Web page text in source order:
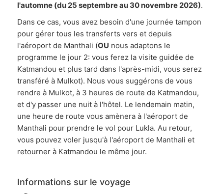
l'automne (du 25 septembre au 30 novembre 2026).
Dans ce cas, vous avez besoin d'une journée tampon
pour gérer tous les transferts vers et depuis
l'aéroport de Manthali (OU nous adaptons le
programme le jour 2: vous ferez la visite guidée de
Katmandou et plus tard dans l'après-midi, vous serez
transféré à Mulkot). Nous vous suggérons de vous
rendre à Mulkot, à 3 heures de route de Katmandou,
et d'y passer une nuit à l'hôtel. Le lendemain matin,
une heure de route vous amènera à l'aéroport de
Manthali pour prendre le vol pour Lukla. Au retour,
vous pouvez voler jusqu'à l'aéroport de Manthali et
retourner à Katmandou le même jour.
Informations sur le voyage